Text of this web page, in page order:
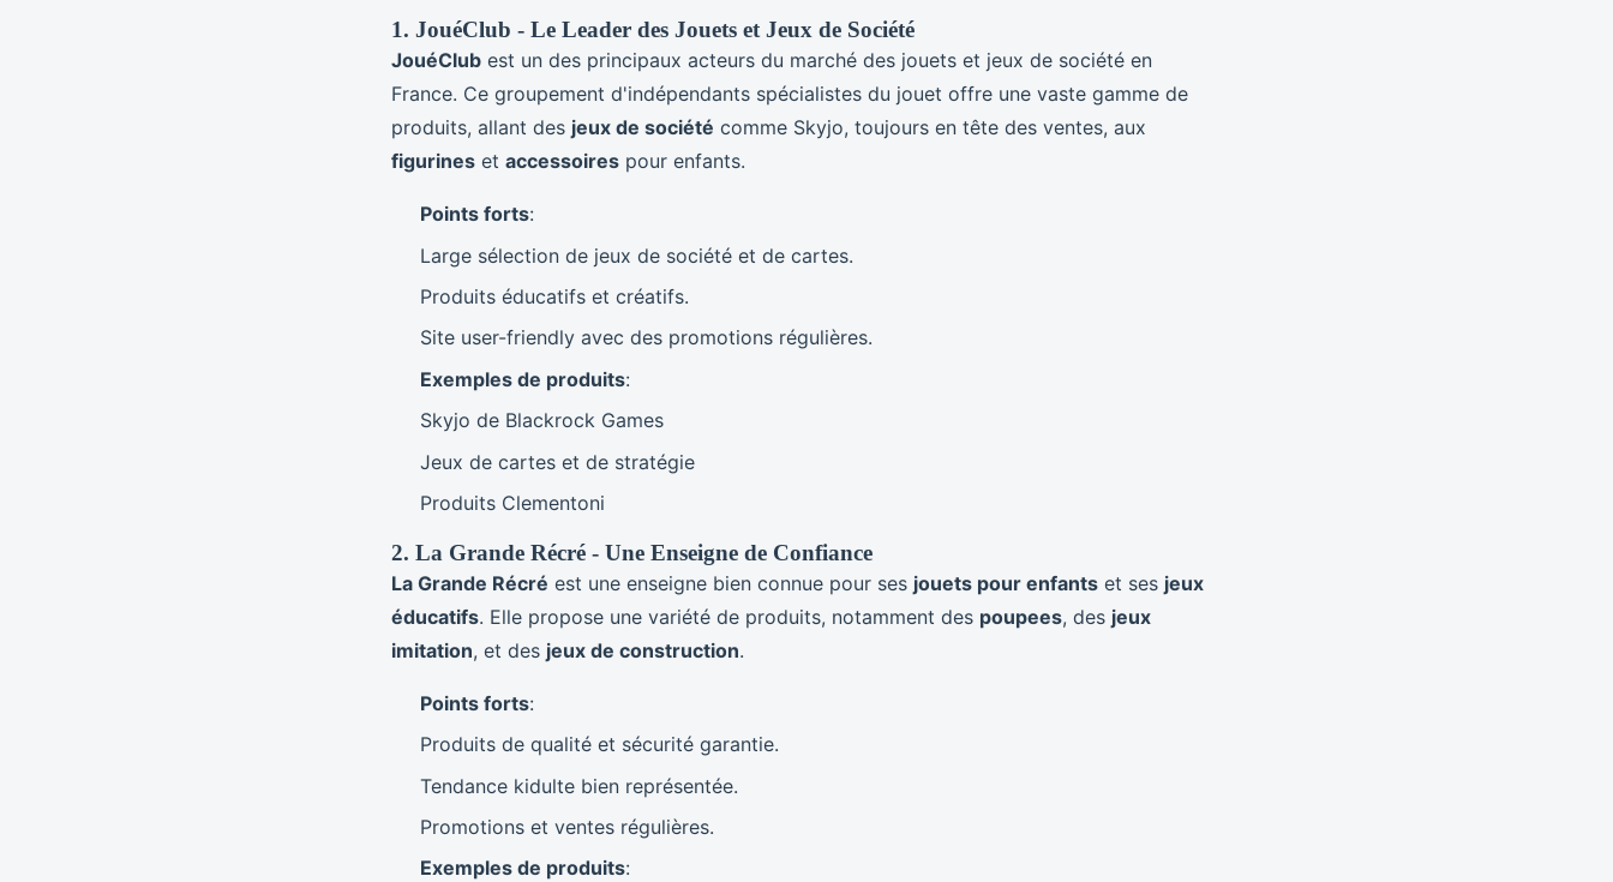
1. JouéClub - Le Leader des Jouets et Jeux de Société
JouéClub est un des principaux acteurs du marché des jouets et jeux de société en
France. Ce groupement d'indépendants spécialistes du jouet offre une vaste gamme de
produits, allant des jeux de société comme Skyjo, toujours en tête des ventes, aux
figurines et accessoires pour enfants.
Points forts:
Large sélection de jeux de société et de cartes.
Produits éducatifs et créatifs.
Site user-friendly avec des promotions régulières.
Exemples de produits:
Skyjo de Blackrock Games
Jeux de cartes et de stratégie
Produits Clementoni
2. La Grande Récré - Une Enseigne de Confiance
La Grande Récré est une enseigne bien connue pour ses jouets pour enfants et ses jeux
éducatifs. Elle propose une variété de produits, notamment des poupees, des jeux
imitation, et des jeux de construction.
Points forts:
Produits de qualité et sécurité garantie.
Tendance kidulte bien représentée.
Promotions et ventes régulières.
Exemples de produits: